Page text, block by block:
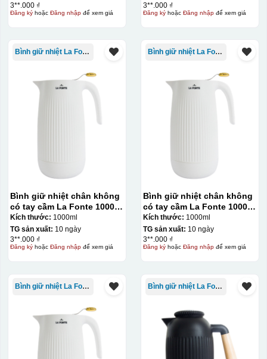
Bước 3: Xếp sản phẩm sau khi dán vào lò nung và
Deacl có 1 nền màu
3**.000 ₫
Đăng kýhoặc Đăng nhậpđể xem giá
3**.000 ₫
Đăng kýhoặc Đăng nhậpđể xem giá
Bình giữ nhiệt La Fonte
Bình giữ nhiệt chân không
có tay cầm La Fonte 1000ml
– 011655
Kích thước: 1000ml
TG sản xuất: 10 ngày
3**.000 ₫
Đăng kýhoặc Đăng nhậpđể xem giá
Bình giữ nhiệt La Fonte
Bình giữ nhiệt chân không
có tay cầm La Fonte 1000ml
– 011655
Kích thước: 1000ml
TG sản xuất: 10 ngày
3**.000 ₫
Đăng kýhoặc Đăng nhậpđể xem giá
Bình giữ nhiệt La Fonte Bình giữ nhiệt La Fonte